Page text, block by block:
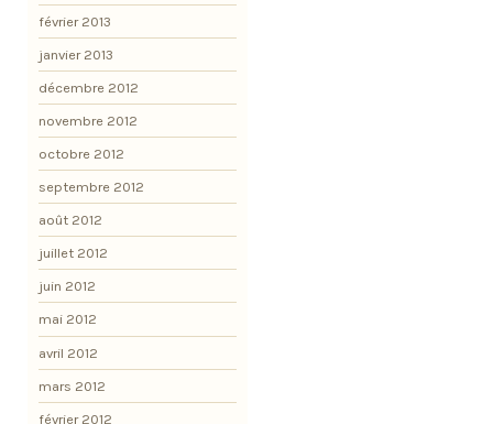
février 2013
janvier 2013
décembre 2012
novembre 2012
octobre 2012
septembre 2012
août 2012
juillet 2012
juin 2012
mai 2012
avril 2012
mars 2012
février 2012